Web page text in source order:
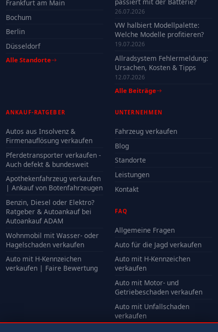
Frankfurt am Main
Bochum
Berlin
Düsseldorf
Alle Standorte
26.07.2026
VW halbiert Modellpalette:
Welche Modelle profitieren?
19.07.2026
Allradsystem Fehlermeldung:
Ursachen, Kosten & Tipps
12.07.2026
Alle Beiträge
ANKAUF-RATGEBER
Autos aus Insolvenz &
Firmenauflösung verkaufen
Pferdetransporter verkaufen -
Auch defekt & bundesweit
Apothekenfahrzeug verkaufen
| Ankauf von Botenfahrzeugen
Benzin, Diesel oder Elektro?
Ratgeber & Autoankauf bei
Autoankauf ADAM
Wohnmobil mit Wasser- oder
Hagelschaden verkaufen
Auto mit H-Kennzeichen
verkaufen | Faire Bewertung
UNTERNEHMEN
Fahrzeug verkaufen
Blog
Standorte
Leistungen
Kontakt
FAQ
Allgemeine Fragen
Auto für die Jagd verkaufen
Auto mit H-Kennzeichen
verkaufen
Auto mit Motor- und
Getriebeschaden verkaufen
Auto mit Unfallschaden
verkaufen